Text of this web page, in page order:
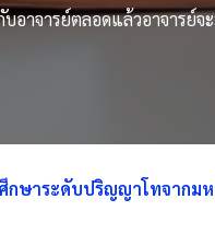
าจารย์ตลอดแล้วอาจารย์
กษาระดับปริญญาโทจากมห